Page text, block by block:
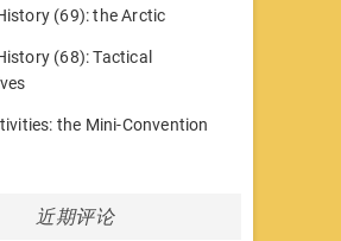
(69): the Arctic
(68): Tactical
the Mini-Convention
近期评论